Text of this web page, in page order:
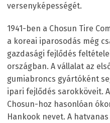
versenyképességét.
1941-ben a Chosun Tire
a koreai iparosodás még
gazdasági fejlődés
országban. A vállalat az
gumiabroncs gyártóként
ipari fejlődés sarokköveit.
Chosun-hoz hasonlóan
Hankook nevet. A